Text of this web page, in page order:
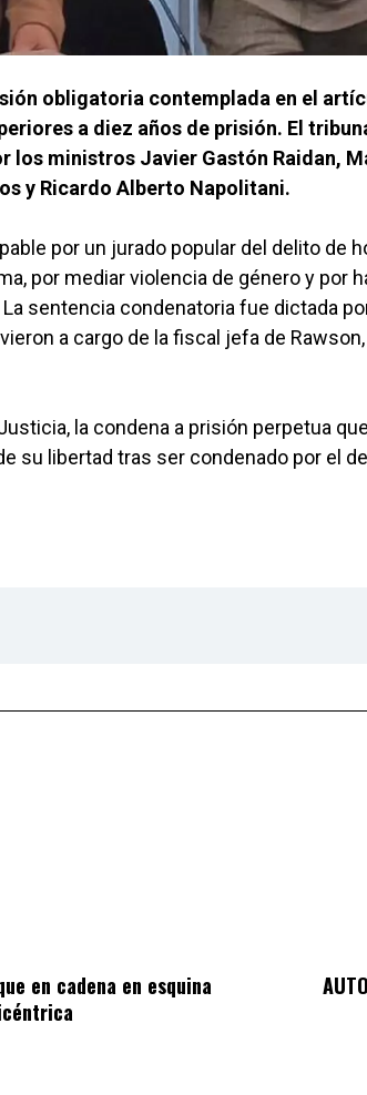
obligatoria contemplada en el
a diez años de prisión. El
ministros Javier Gastón Raidan,
y Ricardo Alberto Napolitani.
por un jurado popular del delito de
por mediar violencia de género y por
sentencia condenatoria fue dictada
a cargo de la fiscal jefa de
la condena a prisión perpetua
su libertad tras ser condenado por el
en cadena en esquina